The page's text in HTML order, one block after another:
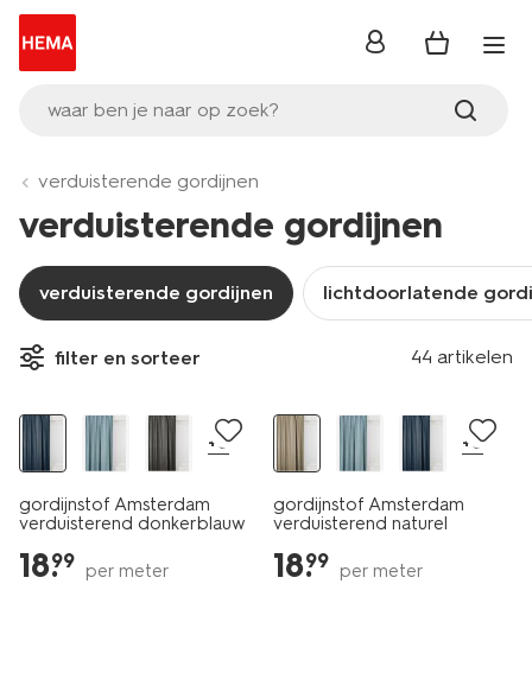
waar ben je naar op zoek?
inloggen
verduisterende gordijnen
verduisterende gordijnen
verduisterende gordijnen lichtdoorlatende
filter en sorteer 44 artikelen
+8
gordijnstof Amsterdam
verduisterend donkerblauw
18.
99 per meter
+8
gordijnstof Amsterdam
verduisterend naturel
18.
99 per meter